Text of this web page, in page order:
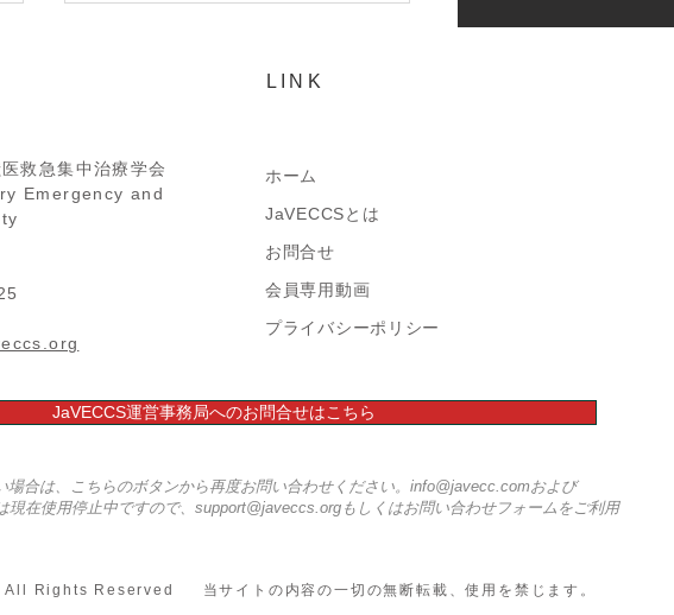
大会閉幕：JaVECCS国際シ
ンポジウムへご参加、お申し
込みいただきました皆様、あ
りがとうございました！
救急集中治療学会
Emergency and
LINK
ホーム
JaVECCSとは
お問合せ
​会員専用動画
​プライバシーポリシー
JaVECCS運営事務局へのお問合せはこちら
場合は、こちらのボタンから再度お問い合わせください。 info@javecc.comおよび
現在使用停止中ですので、 support@javeccs.org もしくはお問い合わせフォームをご利用
Rights Reserved 当サイトの内容の一切の無断転載、使用を禁じます。